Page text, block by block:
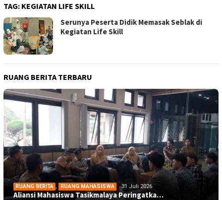
TAG: KEGIATAN LIFE SKILL
Serunya Peserta Didik Memasak Seblak di
Kegiatan Life Skill
RUANG BERITA TERBARU
RUANG BERITA , RUANG MAHASISWA 31 Juli 2026
Aliansi Mahasiswa Tasikmalaya Peringatka…